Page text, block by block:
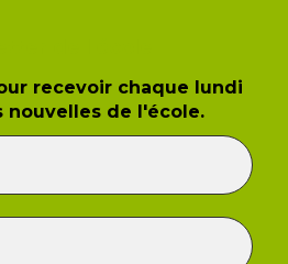
recevoir chaque lundi
nouvelles de l'école.